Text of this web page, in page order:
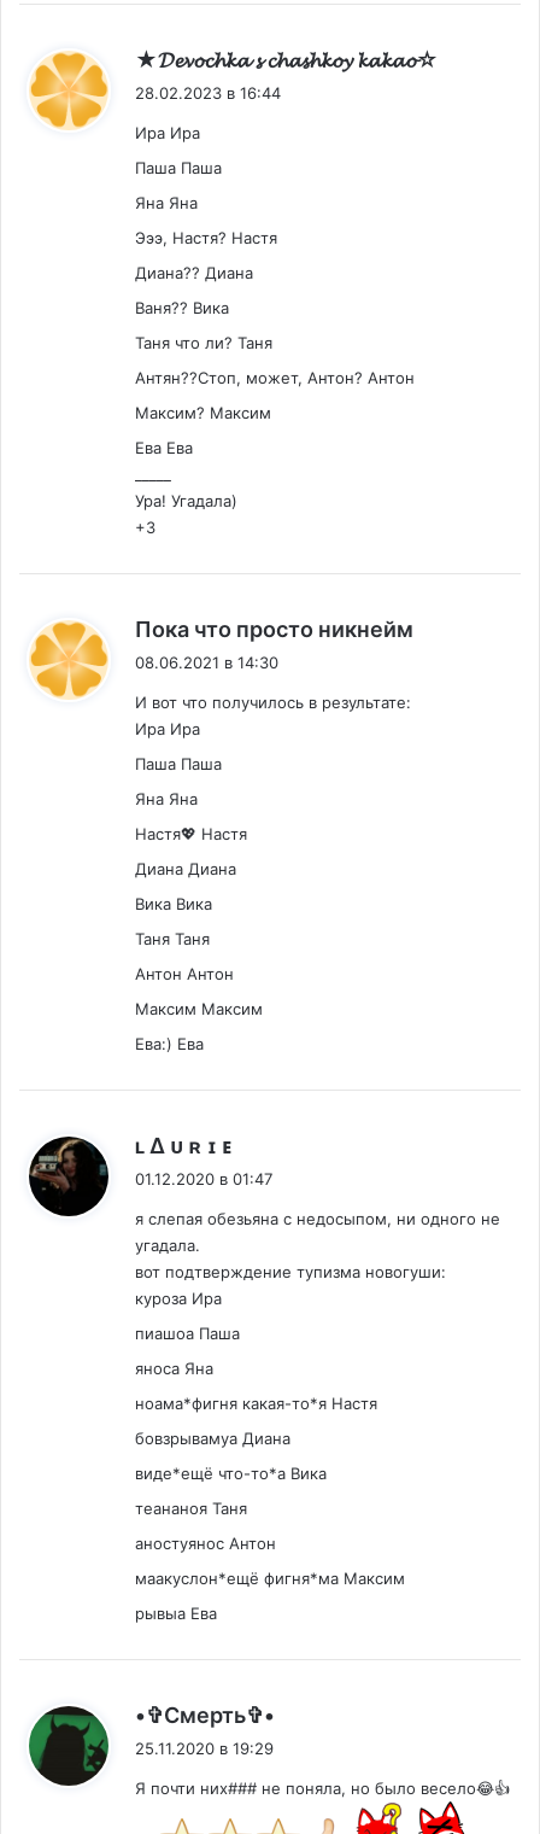
★𝓓𝓮𝓿𝓸𝓬𝓱𝓴𝓪 𝓼 𝓬𝓱𝓪𝓼𝓱𝓴𝓸𝔂 𝓴𝓪𝓴𝓪𝓸☆
28.02.2023 в 16:44
Ира Ира
Паша Паша
Яна Яна
Эээ, Настя? Настя
Диана?? Диана
Ваня?? Вика
Таня что ли? Таня
Антян??Стоп, может, Антон? Антон
Максим? Максим
Ева Ева
Ура! Угадала)
+3
Пока что просто никнейм
08.06.2021 в 14:30
И вот что получилось в результате:
Ира Ира
Паша Паша
Яна Яна
Настя💖 Настя
Диана Диана
Вика Вика
Таня Таня
Антон Антон
Максим Максим
Ева:) Ева
ʟ ∆ ᴜ ʀ ɪ ᴇ
01.12.2020 в 01:47
я слепая обезьяна с недосыпом, ни одного не
угадала.
вот подтверждение тупизма новогуши:
куроза Ира
пиашоа Паша
яноса Яна
ноама*фигня какая-то*я Настя
бовзрывамуа Диана
виде*ещё что-то*а Вика
теананоя Таня
аностуянос Антон
маакуслон*ещё фигня*ма Максим
рывыа Ева
•✞︎Смерть✞︎•
25.11.2020 в 19:29
Я почти них### не поняла, но было весело😂👍